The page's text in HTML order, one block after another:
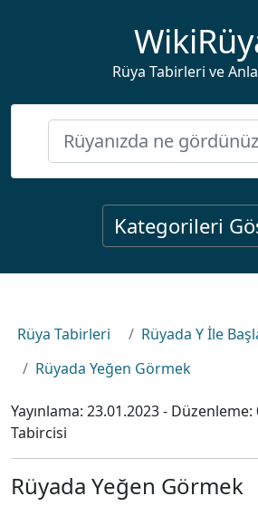
Rüya Tabirleri ve
Kategorileri
Rüya Tabirleri
Rüyada Y İle
Rüyada Yeğen Görmek
Yayınlama: 23.01.2023- Düzenleme:
Tabircisi
Rüyada Yeğen Görmek